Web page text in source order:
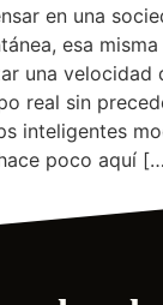
en una
esa
una velocidad
real sin
inteligentes
poco aquí